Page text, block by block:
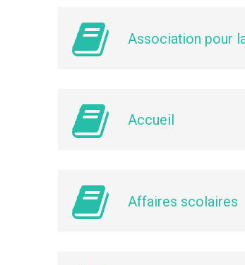
Association pour
Accueil
Affaires scolaires